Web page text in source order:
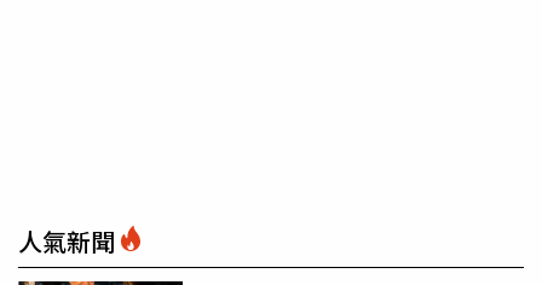
人氣新聞